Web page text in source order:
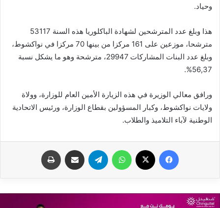
وحياد.
هذا وبلغ عدد المترشحين لشهادة الباكلوريا هذه السنة 53117
مترشحا، موزعين على 161 مركزا من بينها 70 مركزا في نواكشوط،
وبلغ عدد البنات المشاركات 29947، مترشحة وهو ما يشكل نسبة
56,37%.
ورافق معالي الوزيرة في هذه الزيارة الأمين العام للوزارة، وولاة
ولايات نواكشوط، وكبار المسؤولين بقطاع الوزارة، ورئيس الاتحادية
الوطنية لآباء التلاميذ والطلاب.
فيسبوك واتساب تيلقرام مشاركة عبر البريد